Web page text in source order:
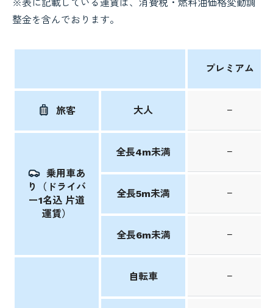
※表に記載している運賃は、消費税・燃料油価格変動調
整金を含んでおります。
プレミアム
旅客 大人 −
乗用車あ
り（ドライバ
ー1名込 片道
運賃）
全長4m未満 −
全長5m未満 −
全長6m未満 −
自転車 −